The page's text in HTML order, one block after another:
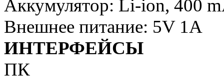
Аккумулятор: Li-ion, 400
Внешнее питание: 5V 1A
ИНТЕРФЕЙСЫ
ПК